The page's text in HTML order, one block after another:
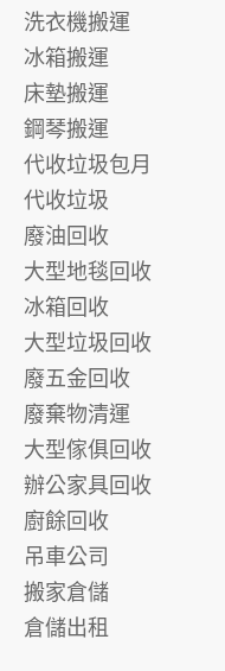
洗衣機搬運
冰箱搬運
床墊搬運
鋼琴搬運
代收垃圾包月
代收垃圾
廢油回收
大型地毯回收
冰箱回收
大型垃圾回收
廢五金回收
廢棄物清運
大型傢俱回收
辦公家具回收
廚餘回收
吊車公司
搬家倉儲
倉儲出租